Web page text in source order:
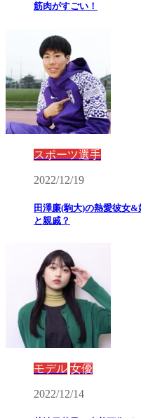
筋肉がすごい！
スポーツ選手
2022/12/19
田澤廉(駒大)の熱愛彼女
と親戚？
モデル 女優
2022/12/14